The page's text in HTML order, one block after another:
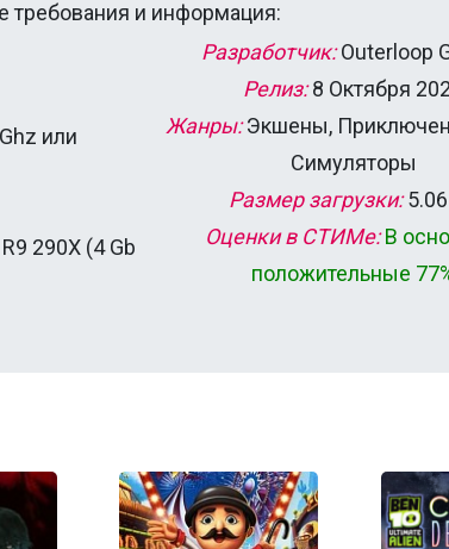
требования и информация:
или
290X (4 Gb
Разработчик:Outerloop
Релиз:8 Октября
Жанры:Экшены,
Симуляторы
Размер загрузки:5.06
Оценки в СТИМе: В
положительные